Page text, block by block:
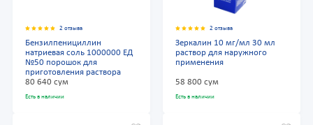
2 отзыва
Бензилпенициллин
натриевая соль 1000000 EД
№50 порошок для
приготовления раствора
80 640 сум
Есть в наличии
2 отзыва
Зеркалин 10 мг/мл 30 мл
раствор для наружного
применения
58 800 сум
Есть в наличии